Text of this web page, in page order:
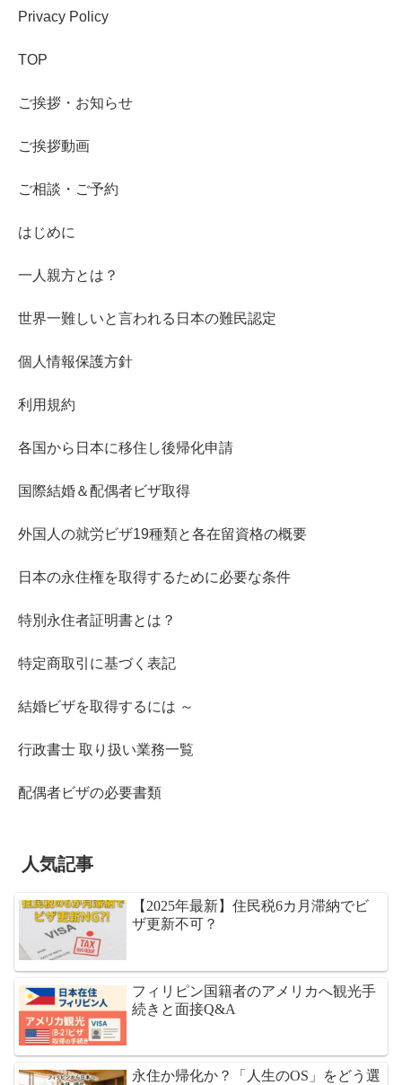
Privacy Policy
TOP
ご挨拶・お知らせ
ご挨拶動画
ご相談・ご予約
はじめに
一人親方とは？
世界一難しいと言われる日本の難民認定
個人情報保護方針
利用規約
各国から日本に移住し後帰化申請
国際結婚＆配偶者ビザ取得
外国人の就労ビザ19種類と各在留資格の概要
日本の永住権を取得するために必要な条件
特別永住者証明書とは？
特定商取引に基づく表記
結婚ビザを取得するには ～
行政書士 取り扱い業務一覧
配偶者ビザの必要書類
人気記事
【2025年最新】住民税6カ月滞納でビ
ザ更新不可？
フィリピン国籍者のアメリカへ観光手
続きと面接Q&A
永住か帰化か？「人生のOS」をどう選